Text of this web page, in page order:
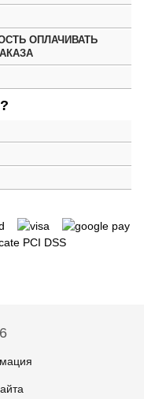
ОПЛАЧИВАТЬ